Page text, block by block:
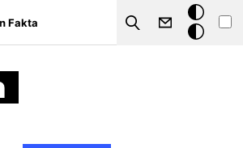
Fakta
Search
Mod
gelap